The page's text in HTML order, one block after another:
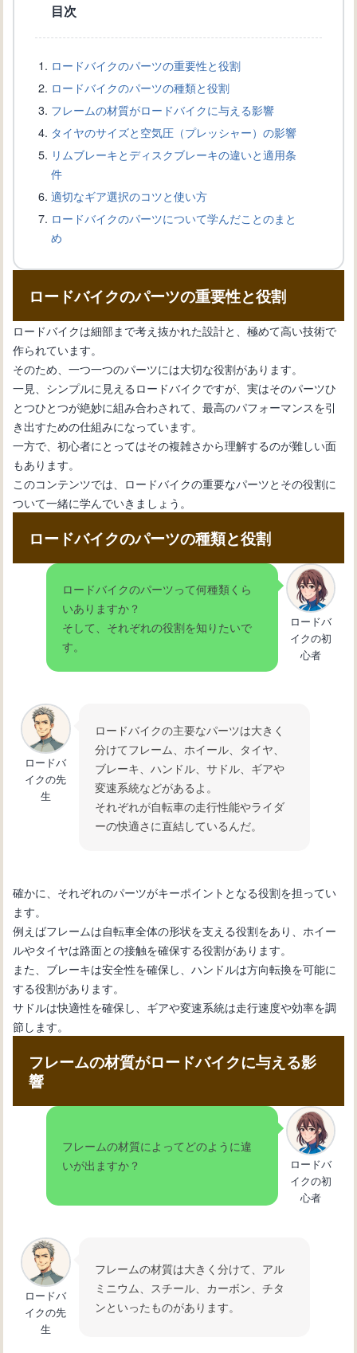
学ぼう！初心者必見！
ロードバイクの基本的なメンテナンス
方法を学び、長持ちさせよう！
イントとおすすめモデル
自転車組み立てガイド：初心者向けス
サイクリング初心者ガイド：基礎知識
から楽しみ方まで
目次
ロードバイクのパーツの重要性と役割
ロードバイクのパーツの種類と役割
フレームの材質がロードバイクに与える影響
タイヤのサイズと空気圧（プレッシャー）の影響
リムブレーキとディスクブレーキの違いと適用条
件
適切なギア選択のコツと使い方
ロードバイクのパーツについて学んだことのまと
め
ロードバイクのパーツの重要性と役割
ロードバイクは細部まで考え抜かれた設計と、極めて高い技術で
作られています。
そのため、一つ一つのパーツには大切な役割があります。
一見、シンプルに見えるロードバイクですが、実はそのパーツひ
とつひとつが絶妙に組み合わされて、最高のパフォーマンスを引
き出すための仕組みになっています。
一方で、初心者にとってはその複雑さから理解するのが難しい面
もあります。
このコンテンツでは、ロードバイクの重要なパーツとその役割に
ついて一緒に学んでいきましょう。
ロードバイクのパーツの種類と役割
ロードバイクのパーツって何種類くら
いありますか？
そして、それぞれの役割を知りたいで
す。
ロードバ
イクの初
心者
ロードバ
イクの先
生
ロードバイクの主要なパーツは大きく
分けてフレーム、ホイール、タイヤ、
ブレーキ、ハンドル、サドル、ギアや
変速系統などがあるよ。
それぞれが自転車の走行性能やライダ
ーの快適さに直結しているんだ。
確かに、それぞれのパーツがキーポイントとなる役割を担ってい
ます。
例えばフレームは自転車全体の形状を支える役割をあり、ホイー
ルやタイヤは路面との接触を確保する役割があります。
また、ブレーキは安全性を確保し、ハンドルは方向転換を可能に
する役割があります。
サドルは快適性を確保し、ギアや変速系統は走行速度や効率を調
節します。
フレームの材質がロードバイクに与える影
響
フレームの材質によってどのように違
いが出ますか？
ロードバ
イクの初
心者
ロードバ
イクの先
生
フレームの材質は大きく分けて、アル
ミニウム、スチール、カーボン、チタ
ンといったものがあります。